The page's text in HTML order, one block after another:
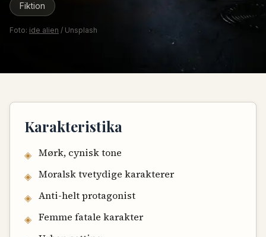
Fiktion
Foto: ide alien / Unsplash
Karakteristika
◈ Mørk, cynisk tone
◈ Moralsk tvetydige karakterer
◈ Anti-helt protagonist
◈ Femme fatale karakter